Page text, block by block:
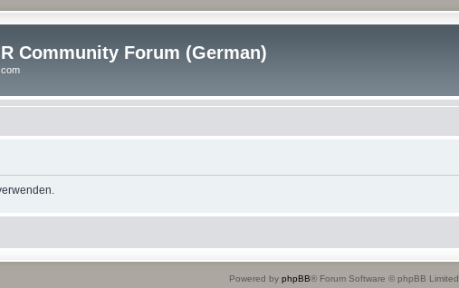
Community Forum (German)
Powered by phpBB® Forum Software © phpBB Limited